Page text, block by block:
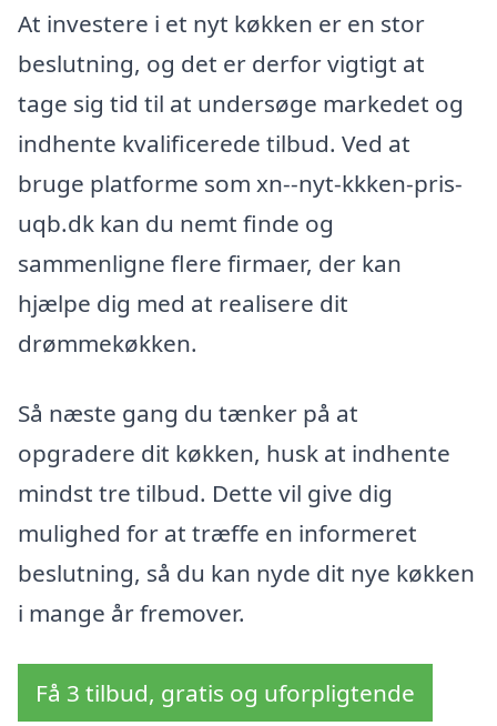
At investere i et nyt køkken er en stor
beslutning, og det er derfor vigtigt at
tage sig tid til at undersøge markedet og
indhente kvalificerede tilbud. Ved at
bruge platforme som xn--nyt-kkken-pris-
uqb.dk kan du nemt finde og
sammenligne flere firmaer, der kan
hjælpe dig med at realisere dit
drømmekøkken.
Så næste gang du tænker på at
opgradere dit køkken, husk at indhente
mindst tre tilbud. Dette vil give dig
mulighed for at træffe en informeret
beslutning, så du kan nyde dit nye køkken
i mange år fremover.
Få 3 tilbud, gratis og uforpligtende